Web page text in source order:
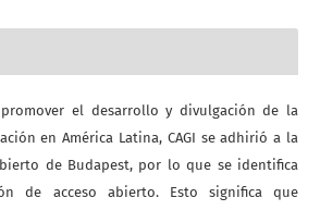
el desarrollo y divulgación de la
en América Latina, CAGI se adhirió a la
de Budapest, por lo que se identifica
de acceso abierto. Esto significa que